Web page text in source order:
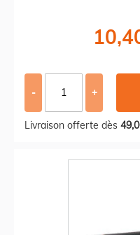
- +
Livraison offerte dès